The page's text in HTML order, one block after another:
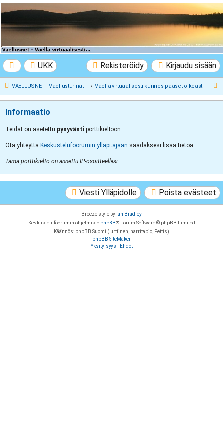
VAELLUSNET -
Vaellusturinat II
UKK Kirjaudu sisään
Rekisteröidy
VAELLUSNET - Vaellusturinat II Vaella virtuaalisesti kunnes pääset oikeasti
Informaatio
Teidät on asetettu pysyvästi porttikieltoon.
Ota yhteyttä Keskustelufoorumin ylläpitäjään saadaksesi lisää tietoa.
Tämä porttikielto on annettu IP-osoitteellesi.
Poista evästeet
Viesti Ylläpidolle
Breeze style by Ian Bradley
Keskustelufoorumin ohjelmisto phpBB® Forum Software © phpBB Limited
Käännös: phpBB Suomi (lurttinen, harritapio, Pettis)
phpBB SiteMaker
Yksityisyys
Ehdot